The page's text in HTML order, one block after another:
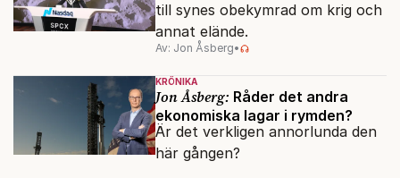
till synes obekymrad om krig och
annat elände.
Av: Jon Åsberg•
KRÖNIKA
Jon Åsberg: Råder det andra
ekonomiska lagar i rymden?
Är det verkligen annorlunda den
här gången?